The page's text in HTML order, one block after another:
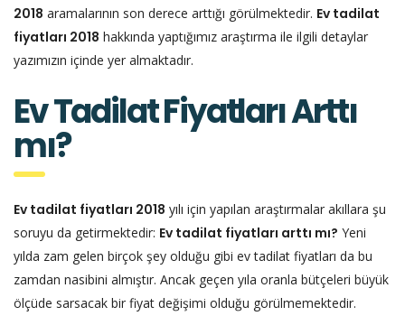
2018 aramalarının son derece arttığı görülmektedir. Ev tadilat
fiyatları 2018 hakkında yaptığımız araştırma ile ilgili detaylar
yazımızın içinde yer almaktadır.
Ev Tadilat Fiyatları Arttı
mı?
Ev tadilat fiyatları 2018 yılı için yapılan araştırmalar akıllara şu
soruyu da getirmektedir: Ev tadilat fiyatları arttı mı? Yeni
yılda zam gelen birçok şey olduğu gibi ev tadilat fiyatları da bu
zamdan nasibini almıştır. Ancak geçen yıla oranla bütçeleri büyük
ölçüde sarsacak bir fiyat değişimi olduğu görülmemektedir.